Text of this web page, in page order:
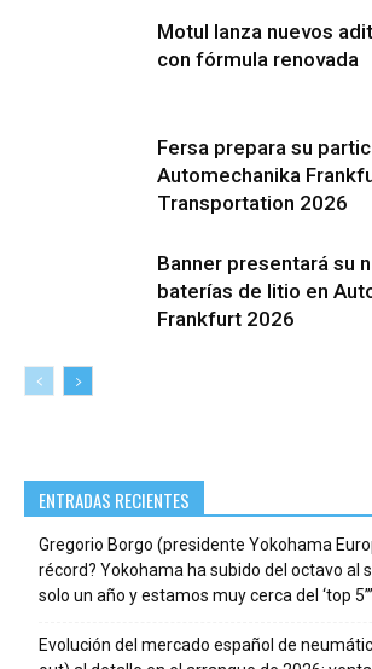
Motul lanza nuevos
con fórmula renovada
Fersa prepara su
Automechanika
Transportation 2026
Banner presentará su
baterías de litio en
Frankfurt 2026
ENTRADAS RECIENTES
Gregorio Borgo (presidente Yokohama
récord? Yokohama ha subido del octavo al
solo un año y estamos muy cerca del ‘top
Evolución del mercado español de